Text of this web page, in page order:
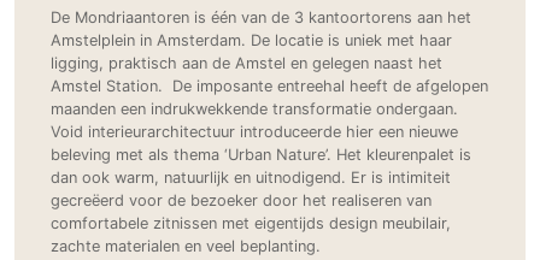
Bedden
Meubels
Verlichting
Haarden
Glas
Interieurbouw
Trappen
Vouwwanden
Garagedeuren
Zonwering
Zonwering
Buitenshutters
Hekwerken en poorten
Zwemmen
Zwembad en zwemvijver
Tuin wellness
Vloer
Thuisbioscoop
Toilet
Wellness
Werkkamer
Wijnkelder
Woonkamer
Buitenkijken
De Mondriaantoren is één van de 3 kantoortorens aan het
Amstelplein in Amsterdam. De locatie is uniek met haar
ligging, praktisch aan de Amstel en gelegen naast het
Amstel Station. De imposante entreehal heeft de afgelopen
maanden een indrukwekkende transformatie ondergaan.
Void interieurarchitectuur introduceerde hier een nieuwe
beleving met als thema ‘Urban Nature’. Het kleurenpalet is
dan ook warm, natuurlijk en uitnodigend. Er is intimiteit
gecreëerd voor de bezoeker door het realiseren van
comfortabele zitnissen met eigentijds design meubilair,
zachte materialen en veel beplanting.